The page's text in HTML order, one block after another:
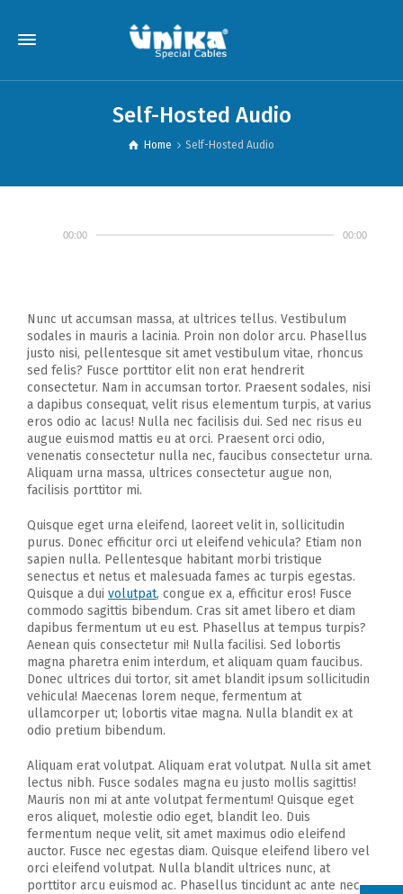
Self-Hosted Audio
Home Self-Hosted Audio
00:00 00:00
Nunc ut accumsan massa, at ultrices tellus. Vestibulum
sodales in mauris a lacinia. Proin non dolor arcu. Phasellus
justo nisi, pellentesque sit amet vestibulum vitae, rhoncus
sed felis? Fusce porttitor elit non erat hendrerit
consectetur. Nam in accumsan tortor. Praesent sodales, nisi
a dapibus consequat, velit risus elementum turpis, at varius
eros odio ac lacus! Nulla nec facilisis dui. Sed nec risus eu
augue euismod mattis eu at orci. Praesent orci odio,
venenatis consectetur nulla nec, faucibus consectetur urna.
Aliquam urna massa, ultrices consectetur augue non,
facilisis porttitor mi.
Quisque eget urna eleifend, laoreet velit in, sollicitudin
purus. Donec efficitur orci ut eleifend vehicula? Etiam non
sapien nulla. Pellentesque habitant morbi tristique
senectus et netus et malesuada fames ac turpis egestas.
Quisque a dui volutpat, congue ex a, efficitur eros! Fusce
commodo sagittis bibendum. Cras sit amet libero et diam
dapibus fermentum ut eu est. Phasellus at tempus turpis?
Aenean quis consectetur mi! Nulla facilisi. Sed lobortis
magna pharetra enim interdum, et aliquam quam faucibus.
Donec ultrices dui tortor, sit amet blandit ipsum sollicitudin
vehicula! Maecenas lorem neque, fermentum at
ullamcorper ut; lobortis vitae magna. Nulla blandit ex at
odio pretium bibendum.
Aliquam erat volutpat. Aliquam erat volutpat. Nulla sit amet
lectus nibh. Fusce sodales magna eu justo mollis sagittis!
Mauris non mi at ante volutpat fermentum! Quisque eget
eros aliquet, molestie odio eget, blandit leo. Duis
fermentum neque velit, sit amet maximus odio eleifend
auctor. Fusce nec egestas diam. Quisque eleifend libero vel
orci eleifend volutpat. Nulla blandit ultrices nunc, at
porttitor arcu euismod ac. Phasellus tincidunt ac ante nec